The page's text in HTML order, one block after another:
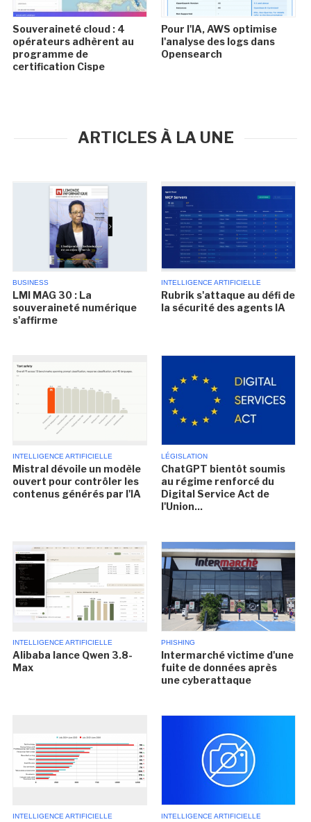
Souveraineté cloud : 4
opérateurs adhèrent au
programme de
certification Cispe
Pour l'IA, AWS optimise
l'analyse des logs dans
Opensearch
ARTICLES À LA UNE
BUSINESS
LMI MAG 30 : La
souveraineté numérique
s'affirme
INTELLIGENCE ARTIFICIELLE
Rubrik s'attaque au défi de
la sécurité des agents IA
INTELLIGENCE ARTIFICIELLE
Mistral dévoile un modèle
ouvert pour contrôler les
contenus générés par l'IA
LÉGISLATION
ChatGPT bientôt soumis
au régime renforcé du
Digital Service Act de
l'Union...
INTELLIGENCE ARTIFICIELLE
Alibaba lance Qwen 3.8-
Max
PHISHING
Intermarché victime d'une
fuite de données après
une cyberattaque
INTELLIGENCE ARTIFICIELLE INTELLIGENCE ARTIFICIELLE